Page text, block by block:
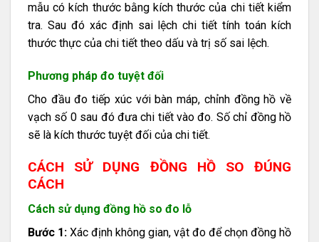
mẫu có kích thước bằng kích thước của chi tiết kiểm
tra. Sau đó xác định sai lệch chi tiết tính toán kích
thước thực của chi tiết theo dấu và trị số sai lệch.
Phương pháp đo tuyệt đối
Cho đầu đo tiếp xúc với bàn máp, chỉnh đồng hồ về
vạch số 0 sau đó đưa chi tiết vào đo. Số chỉ đồng hồ
sẽ là kích thước tuyệt đối của chi tiết.
CÁCH SỬ DỤNG ĐỒNG HỒ SO ĐÚNG
CÁCH
Cách sử dụng đồng hồ so đo lỗ
Bước 1: Xác định không gian, vật đo để chọn đồng hồ